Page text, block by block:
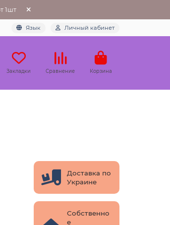
1шт
Язык Личный кабинет
Закладки Сравнение Корзина
Доставка по
Украине
Собственно
е